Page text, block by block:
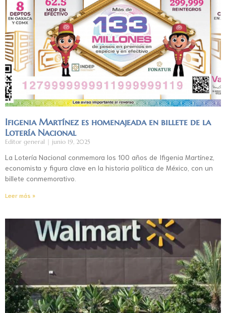
Ifigenia Martínez es homenajeada en billete de la
Lotería Nacional
Editor general junio 19, 2025
La Lotería Nacional conmemora los 100 años de Ifigenia Martínez,
economista y figura clave en la historia política de México, con un
billete conmemorativo.
Leer más »